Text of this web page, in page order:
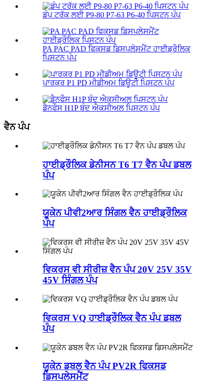
ਡੰਪ ਟਰੱਕ ਲਈ P9-80 P7-63 P6-40 ਪਿਸਟਨ ਪੰਪ
PA PAC PAD ਫਿਕਸਡ ਡਿਸਪਲੇਸਮੈਂਟ ਹਾਈਡ੍ਰੌਲਿਕ
ਪਿਸਟਨ ਪੰਪ
ਪਾਰਕਰ P1 PD ਮੀਡੀਅਮ ਡਿਊਟੀ ਪਿਸਟਨ ਪੰਪ
ਡੈਨਫੌਸ H1P ਬੰਦ ਐਕਸੀਅਲ ਪਿਸਟਨ ਪੰਪ
ਵੈਨ ਪੰਪ
ਹਾਈਡ੍ਰੌਲਿਕ ਡੇਨੀਸਨ T6 T7 ਵੈਨ ਪੰਪ ਡਬਲ
ਪੰਪ
ਯੂਕੇਨ ਪੀਵੀ2ਆਰ ਸਿੰਗਲ ਵੈਨ ਹਾਈਡ੍ਰੌਲਿਕ
ਪੰਪ
ਵਿਕਰਸ ਵੀ ਸੀਰੀਜ਼ ਵੈਨ ਪੰਪ 20V 25V 35V
45V ਸਿੰਗਲ ਪੰਪ
ਵਿਕਰਸ VQ ਹਾਈਡ੍ਰੌਲਿਕ ਵੈਨ ਪੰਪ ਡਬਲ
ਪੰਪ
ਯੂਕੇਨ ਡਬਲ ਵੈਨ ਪੰਪ PV2R ਫਿਕਸਡ
ਡਿਸਪਲੇਸਮੈਂਟ